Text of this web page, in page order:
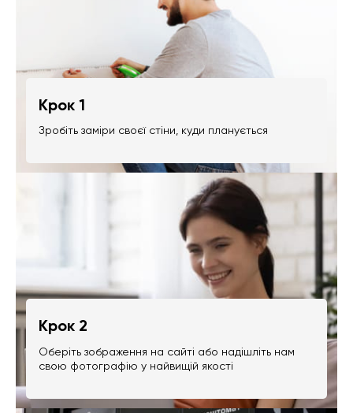
Крок 1
Зробіть заміри своєї стіни, куди планується
Крок 2
Оберіть зображення на сайті або надішліть нам
свою фотографію у найвищій якості